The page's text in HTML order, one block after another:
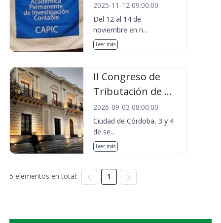
2025-11-12 09:00:00
Del 12 al 14 de
noviembre en n...
Leer más
II Congreso de
Tributación de ...
2026-09-03 08:00:00
Ciudad de Córdoba, 3 y 4
de se...
Leer más
5 elementos en total: 1